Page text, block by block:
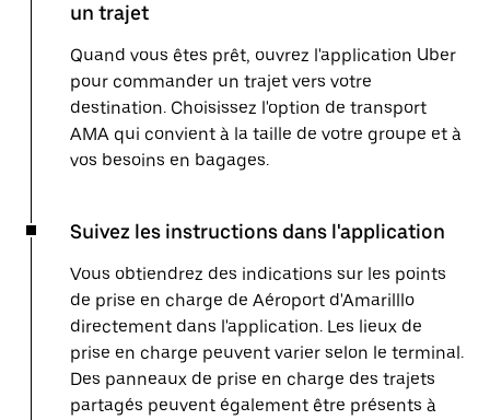
un trajet
Quand vous êtes prêt, ouvrez l'application Uber
pour commander un trajet vers votre
destination. Choisissez l'option de transport
AMA qui convient à la taille de votre groupe et à
vos besoins en bagages.
Suivez les instructions dans l'application
Vous obtiendrez des indications sur les points
de prise en charge de Aéroport d'Amarilllo
directement dans l'application. Les lieux de
prise en charge peuvent varier selon le terminal.
Des panneaux de prise en charge des trajets
partagés peuvent également être présents à